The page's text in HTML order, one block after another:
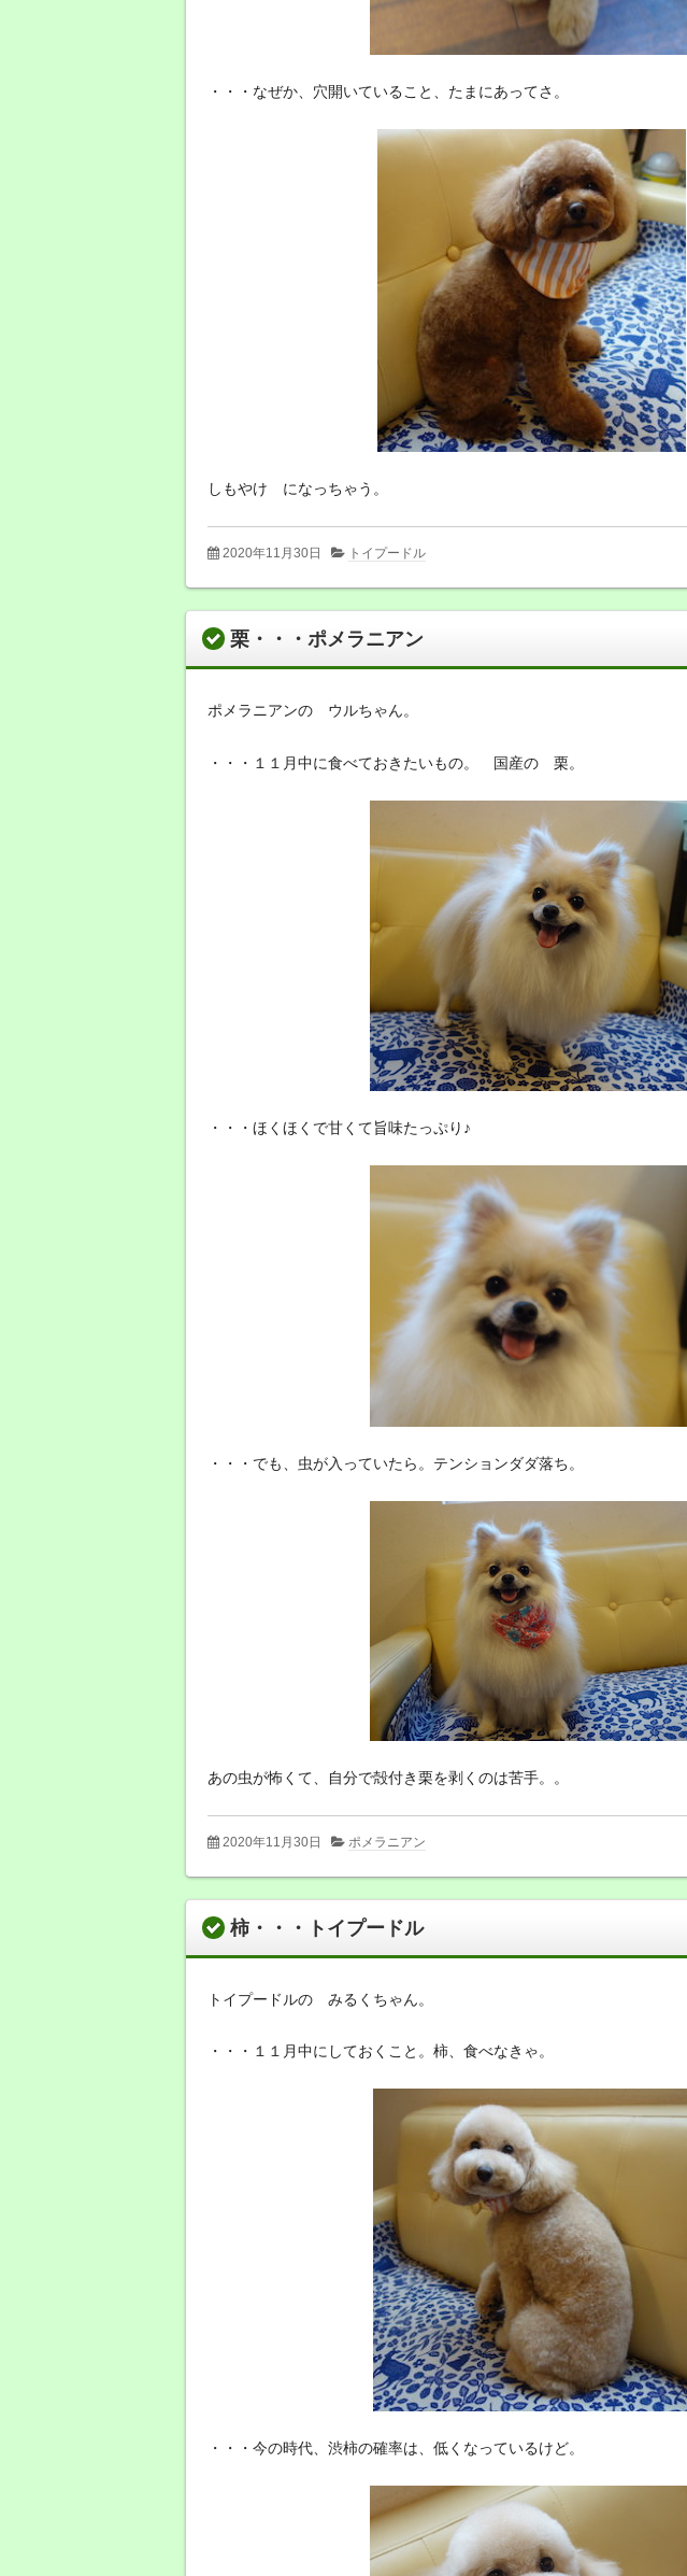
・・・なぜか、穴開いていること、たまにあってさ。
しもやけ になっちゃう。
2020年11月30日 トイプードル
栗・・・ポメラニアン
ポメラニアンの ウルちゃん。
・・・１１月中に食べておきたいもの。 国産の 栗。
・・・ほくほくで甘くて旨味たっぷり♪
・・・でも、虫が入っていたら。テンションダダ落ち。
あの虫が怖くて、自分で殻付き栗を剥くのは苦手。。
2020年11月30日 ポメラニアン
柿・・・トイプードル
トイプードルの みるくちゃん。
・・・１１月中にしておくこと。柿、食べなきゃ。
・・・今の時代、渋柿の確率は、低くなっているけど。